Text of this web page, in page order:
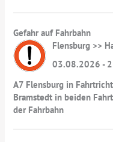
Gefahr auf Fahrbahn
Flensburg >>
03.08.2026 -
A7 Flensburg in
Bramstedt in beiden
der Fahrbahn